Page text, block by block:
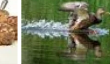
Цікавинки
Екологія
Лонгріди